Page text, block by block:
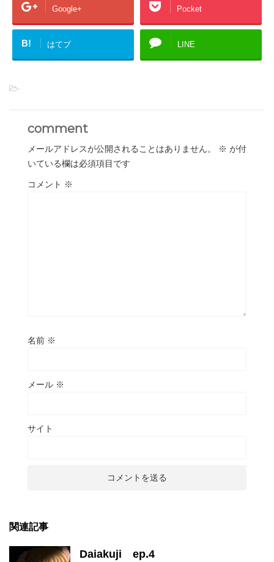
Google+ Pocket
B! はてブ LINE
-
comment
メールアドレスが公開されることはありません。 ※ が付
いている欄は必須項目です
コメント ※
名前 ※
メール ※
サイト
関連記事
Daiakuji ep.4